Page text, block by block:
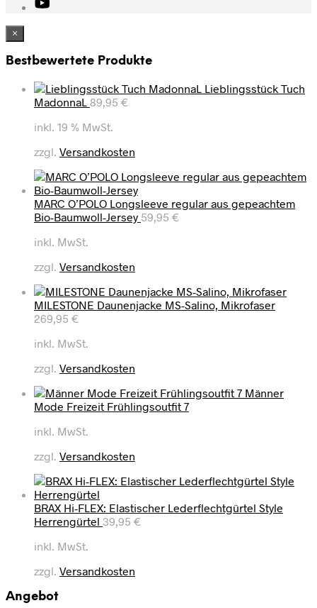
×
Bestbewertete Produkte
Lieblingsstück Tuch
MadonnaL 89,95 €
inkl. 19 % MwSt.
zzgl. Versandkosten
MARC O’POLO Longsleeve regular aus gepeachtem
Bio-Baumwoll-Jersey 59,95 €
inkl. MwSt.
zzgl. Versandkosten
MILESTONE Daunenjacke MS-Salino, Mikrofaser
269,95 €
inkl. MwSt.
zzgl. Versandkosten
Männer
Mode Freizeit Frühlingsoutfit 7
inkl. MwSt.
zzgl. Versandkosten
BRAX Hi-FLEX: Elastischer Lederflechtgürtel Style
Herrengürtel 39,95 €
inkl. MwSt.
zzgl. Versandkosten
Angebot